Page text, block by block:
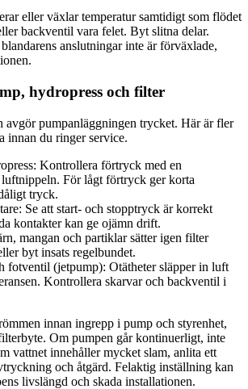
eller växlar temperatur samtidigt som flödet
backventil vara felet. Byt slitna delar.
anslutningar inte är förväxlade,
hydropress och filter
avgör pumpanläggningen trycket. Här är fler
innan du ringer service.
Kontrollera förtryck med en
luftnippeln. För lågt förtryck ger korta
tryck.
Se att start- och stopptryck är korrekt
kontakter kan ge ojämn drift.
mangan och partiklar sätter igen filter
byt insats regelbundet.
fotventil (jetpump): Otätheter släpper in luft
Kontrollera skarvar och backventil i
innan ingrepp i pump och styrenhet,
Om pumpen går kontinuerligt, inte
vattnet innehåller mycket slam, anlita ett
och åtgärd. Felaktig inställning kan
livslängd och skada installationen.